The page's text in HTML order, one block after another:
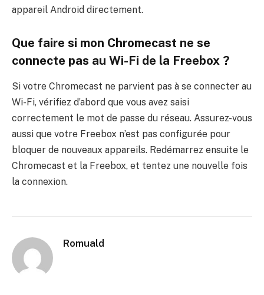
appareil Android directement.
Que faire si mon Chromecast ne se
connecte pas au Wi-Fi de la Freebox ?
Si votre Chromecast ne parvient pas à se connecter au
Wi-Fi, vérifiez d’abord que vous avez saisi
correctement le mot de passe du réseau. Assurez-vous
aussi que votre Freebox n’est pas configurée pour
bloquer de nouveaux appareils. Redémarrez ensuite le
Chromecast et la Freebox, et tentez une nouvelle fois
la connexion.
Romuald